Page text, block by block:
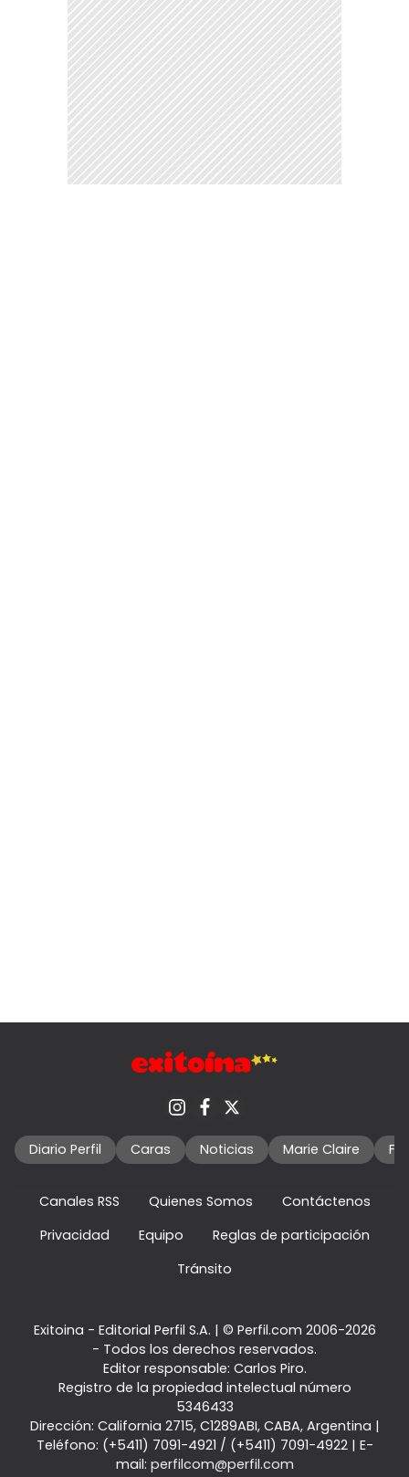
Diario Perfil Caras Noticias Marie Claire
Canales RSS Quienes Somos
Contáctenos
Privacidad
Equipo
Reglas de participación
Tránsito
Exitoina - Editorial Perfil S.A. | © Perfil.com 2006-2026
- Todos los derechos reservados.
Editor responsable: Carlos Piro.
Registro de la propiedad intelectual número
5346433
Dirección: California 2715, C1289ABI, CABA, Argentina |
Teléfono: (+5411) 7091-4921 / (+5411) 7091-4922| E-
mail: perfilcom@perfil.com